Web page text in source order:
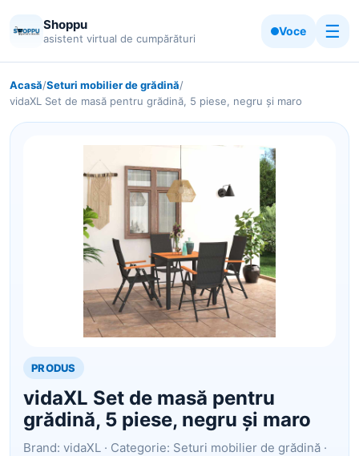
Shoppu
asistent virtual de cumpărături
Voce ☰
Acasă/Seturi mobilier de grădină/
vidaXL Set de masă pentru grădină, 5 piese, negru și maro
PRODUS
vidaXL Set de masă pentru
grădină, 5 piese, negru și maro
Brand: vidaXL · Categorie: Seturi mobilier de grădină ·